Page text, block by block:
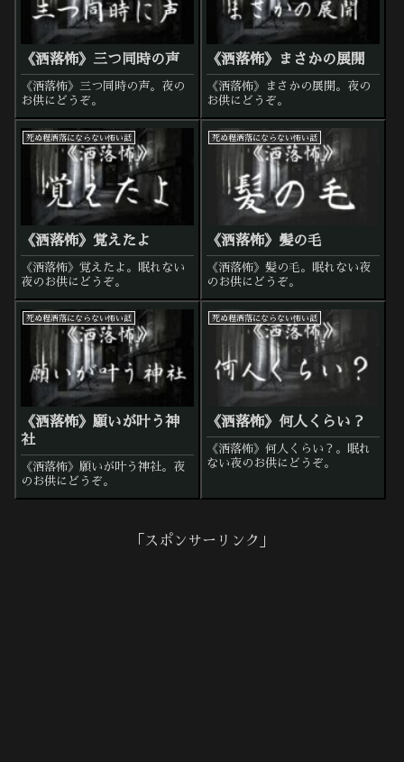
《洒落怖》三つ同時の声
《洒落怖》三つ同時の声。夜の
お供にどうぞ。
《洒落怖》まさかの展開
《洒落怖》まさかの展開。夜の
お供にどうぞ。
死ぬ程洒落にならない怖い話
《洒落怖》覚えたよ
《洒落怖》覚えたよ。眠れない
夜のお供にどうぞ。
死ぬ程洒落にならない怖い話
《洒落怖》髪の毛
《洒落怖》髪の毛。眠れない夜
のお供にどうぞ。
死ぬ程洒落にならない怖い話
《洒落怖》願いが叶う神
社
《洒落怖》願いが叶う神社。夜
のお供にどうぞ。
死ぬ程洒落にならない怖い話
《洒落怖》何人くらい？
《洒落怖》何人くらい？。眠れ
ない夜のお供にどうぞ。
「スポンサーリンク」